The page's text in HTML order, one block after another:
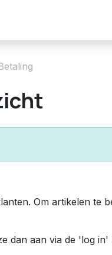
Om artikelen te
dan aan via de 'log